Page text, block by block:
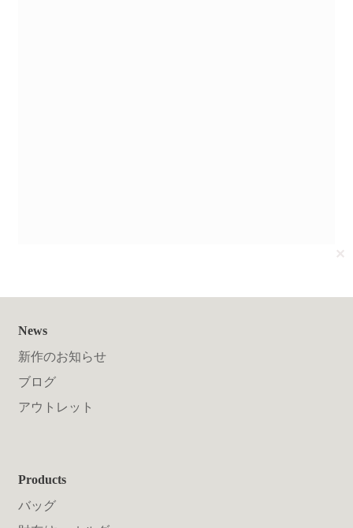
News
新作のお知らせ
ブログ
アウトレット
Products
バッグ